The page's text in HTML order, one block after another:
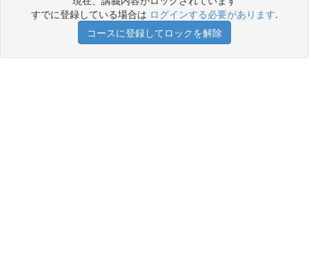
すでに登録している場合は ログインする必要があります.
コースに登録してロックを解除